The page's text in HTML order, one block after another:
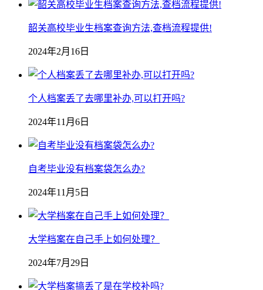
韶关高校毕业生档案查询方法,查档流程提供!
2024年2月16日
个人档案丢了去哪里补办,可以打开吗?
2024年11月6日
自考毕业没有档案袋怎么办?
2024年11月5日
大学档案在自己手上如何处理？
2024年7月29日